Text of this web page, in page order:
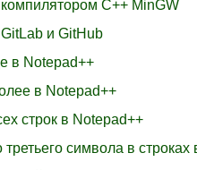
C++ MinGW
и GitHub
в Notepad++
в Notepad++
строк в Notepad++
символа в строках